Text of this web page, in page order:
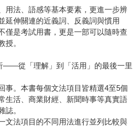
用法、語感等基本要素，更進一步辨
延伸關連的近義詞、反義詞與慣用
僅是考試用書，更是一部可以隨時查
授。
——從「理解」到「活用」的最後一里
事。本書每個文法項目皆精選4至5個
生活、商業財經、新聞時事等真實語
誌。
文法項目的不同用法進行並列比較與